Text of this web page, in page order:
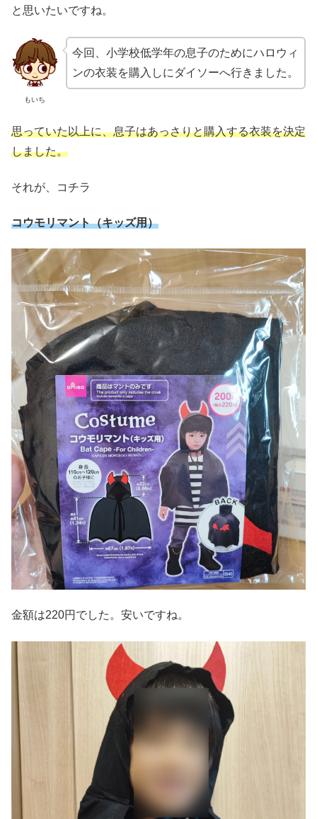
と思いたいですね。
もいち
今回、小学校低学年の息子のためにハロウィ
ンの衣装を購入しにダイソーへ行きました。
思っていた以上に、息子はあっさりと購入する衣装を決定
しました。
それが、コチラ
コウモリマント（キッズ用）
金額は220円でした。安いですね。